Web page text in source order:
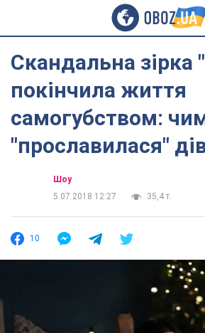
Скандальна зірка
покінчила життя
самогубством:
"прославилася"
Шоу
5.07.2018 12:27
35,4 т.
10